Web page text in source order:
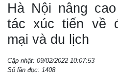
Hà Nội nâng
tác xúc tiến về
mại và du lịch
Cập nhật: 09/02/2022 10:07:53
Số lần đọc: 1408